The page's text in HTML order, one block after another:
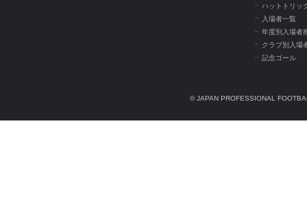
ハットトリッ
入場者一覧
年度別入場者
クラブ別入場
記念ゴール
© JAPAN PROFESSIONAL